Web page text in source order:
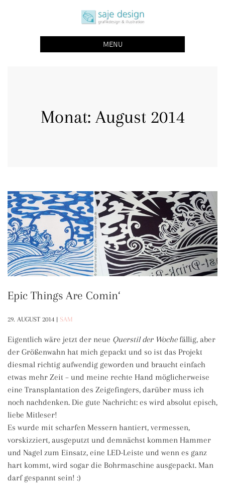
saje design bonn
grafikdesign | buchgestaltung | illustration
MENU
Monat: August 2014
Epic Things Are Comin‘
29. AUGUST 2014 | SAM
Eigentlich wäre jetzt der neue Querstil der Wochefällig, aber
der Größenwahn hat mich gepackt und so ist das Projekt
diesmal richtig aufwendig geworden und braucht einfach
etwas mehr Zeit – und meine rechte Hand möglicherweise
eine Transplantation des Zeigefingers, darüber muss ich
noch nachdenken. Die gute Nachricht: es wird absolut episch,
liebe Mitleser!
Es wurde mit scharfen Messern hantiert, vermessen,
vorskizziert, ausgeputzt und demnächst kommen Hammer
und Nagel zum Einsatz, eine LED-Leiste und wenn es ganz
hart kommt, wird sogar die Bohrmaschine ausgepackt. Man
darf gespannt sein! :)